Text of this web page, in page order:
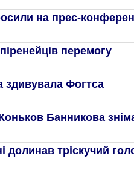
на прес-
перемогу
здивувала Фогтса
Банникова
долинав тріскучий